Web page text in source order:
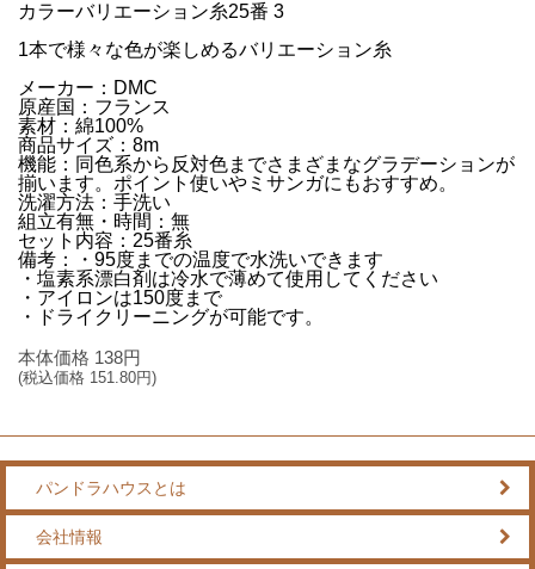
カラーバリエーション糸25番 3
1本で様々な色が楽しめるバリエーション糸
メーカー：DMC
原産国：フランス
素材：綿100%
商品サイズ：8m
機能：同色系から反対色までさまざまなグラデーションが
揃います。ポイント使いやミサンガにもおすすめ。
洗濯方法：手洗い
組立有無・時間：無
セット内容：25番糸
備考：・95度までの温度で水洗いできます
・塩素系漂白剤は冷水で薄めて使用してください
・アイロンは150度まで
・ドライクリーニングが可能です。
本体価格 138円
(税込価格 151.80円)
パンドラハウスとは
会社情報